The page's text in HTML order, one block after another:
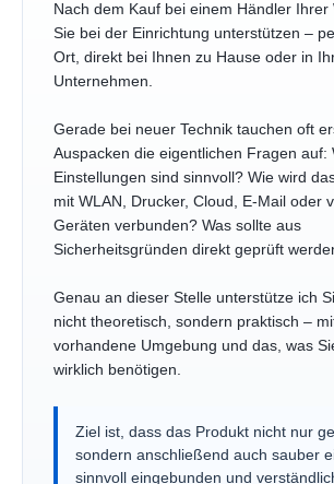
Nach dem Kauf bei einem Händler Ihrer
Sie bei der Einrichtung unterstützen –
Ort, direkt bei Ihnen zu Hause oder in
Unternehmen.
Gerade bei neuer Technik tauchen oft
Auspacken die eigentlichen Fragen auf:
Einstellungen sind sinnvoll? Wie wird
mit WLAN, Drucker, Cloud, E-Mail oder
Geräten verbunden? Was sollte aus
Sicherheitsgründen direkt geprüft
Genau an dieser Stelle unterstütze ich
nicht theoretisch, sondern praktisch –
vorhandene Umgebung und das, was
wirklich benötigen.
Ziel ist, dass das Produkt nicht nur
sondern anschließend auch sauber
sinnvoll eingebunden und